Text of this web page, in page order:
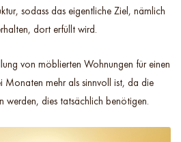
sodass das eigentliche Ziel, nämlich
dort erfüllt wird.
von möblierten Wohnungen für einen
Monaten mehr als sinnvoll ist, da die
werden, dies tatsächlich benötigen.